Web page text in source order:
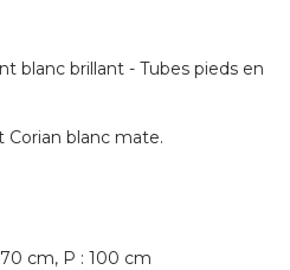
blanc brillant - Tubes pieds en
blanc mate.
cm, P : 100 cm